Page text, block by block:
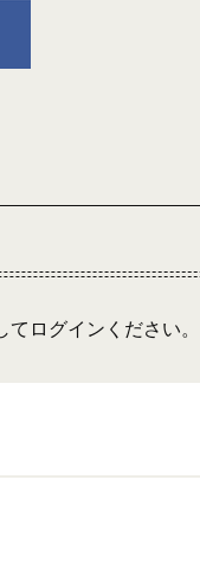
ログインください。